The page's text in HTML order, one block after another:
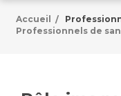
Informations
Égalité
Emploi /
Accueil /
Professionnels de